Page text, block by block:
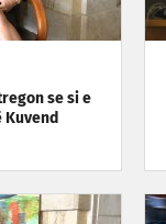
se si e